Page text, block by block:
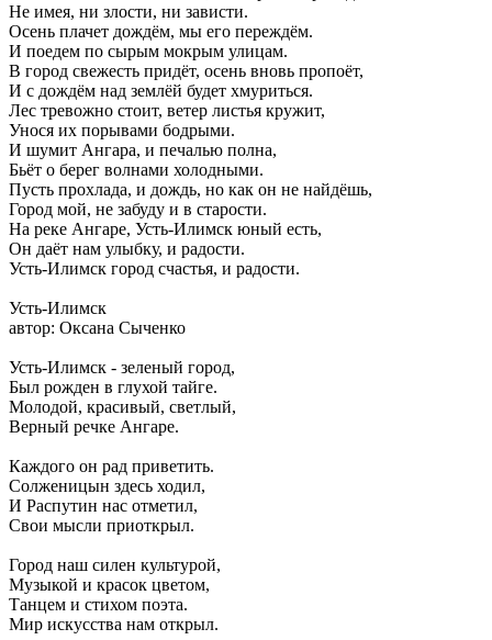
Не имея, ни злости, ни зависти.
Осень плачет дождём, мы его переждём.
И поедем по сырым мокрым улицам.
В город свежесть придёт, осень вновь пропоёт,
И с дождём над землёй будет хмуриться.
Лес тревожно стоит, ветер листья кружит,
Унося их порывами бодрыми.
И шумит Ангара, и печалью полна,
Бьёт о берег волнами холодными.
Пусть прохлада, и дождь, но как он не найдёшь,
Город мой, не забуду и в старости.
На реке Ангаре, Усть-Илимск юный есть,
Он даёт нам улыбку, и радости.
Усть-Илимск город счастья, и радости.
Усть-Илимск
автор: Оксана Сыченко
Усть-Илимск - зеленый город,
Был рожден в глухой тайге.
Молодой, красивый, светлый,
Верный речке Ангаре.
Каждого он рад приветить.
Солженицын здесь ходил,
И Распутин нас отметил,
Свои мысли приоткрыл.
Город наш силен культурой,
Музыкой и красок цветом,
Танцем и стихом поэта.
Мир искусства нам открыл.